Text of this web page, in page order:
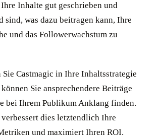
Ihre Inhalte gut geschrieben und
sind, was dazu beitragen kann, Ihre
und das Followerwachstum zu
Sie Castmagic in Ihre Inhaltsstrategie
Sie ansprechendere Beiträge
bei Ihrem Publikum Anklang finden.
dies letztendlich Ihre
und maximiert Ihren ROI.